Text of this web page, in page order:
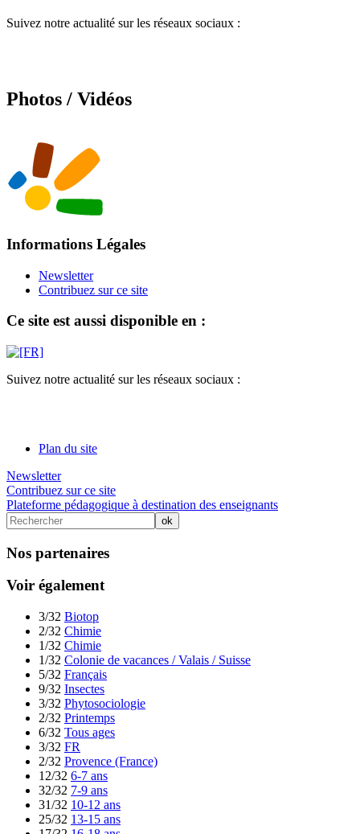
Suivez notre actualité sur les réseaux sociaux :
Photos / Vidéos
Informations Légales
Newsletter
Contribuez sur ce site
Ce site est aussi disponible en :
Suivez notre actualité sur les réseaux sociaux :
Plan du site
Newsletter
Contribuez sur ce site
Plateforme pédagogique à destination des enseignants
Nos partenaires
Voir également
3/32 Biotop
2/32 Chimie
1/32 Chimie
1/32 Colonie de vacances / Valais / Suisse
5/32 Français
9/32 Insectes
3/32 Phytosociologie
2/32 Printemps
6/32 Tous ages
3/32 FR
2/32 Provence (France)
12/32 6-7 ans
32/32 7-9 ans
31/32 10-12 ans
25/32 13-15 ans